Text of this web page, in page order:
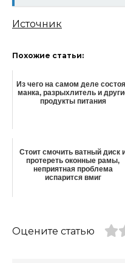
Источник
Похожие статьи:
Из чего на самом деле
манка, разрыхлитель и
продукты питания
Стоит смочить ватный диск
протереть оконные рамы,
неприятная проблема
испарится вмиг
Оцените статью